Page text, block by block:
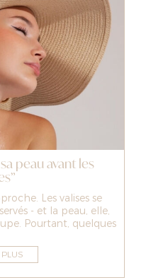
peau avant les
Les valises se
- et la peau, elle,
Pourtant, quelques